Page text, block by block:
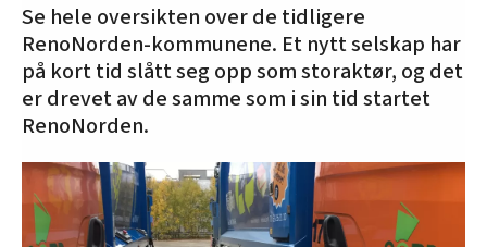
Se hele oversikten over de tidligere
RenoNorden-kommunene. Et nytt selskap har
på kort tid slått seg opp som storaktør, og det
er drevet av de samme som i sin tid startet
RenoNorden.